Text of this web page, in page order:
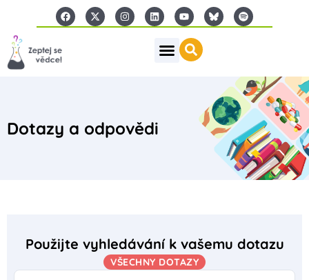
Dotazy a odpovědi
Použijte vyhledávání k vašemu dotazu
VŠECHNY DOTAZY